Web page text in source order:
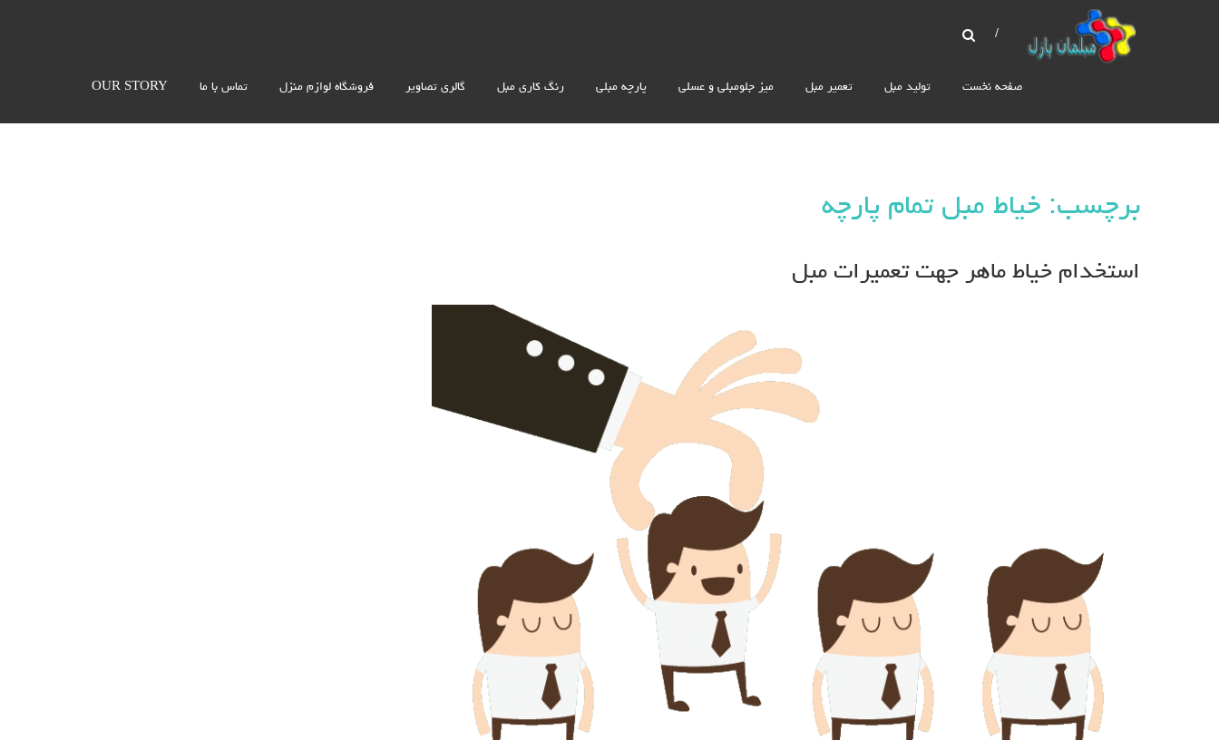
صفحه نخست تولید مبل تعمیر مبل میز جلومبلی و عسلی پارچه مبلی رنگ کاری مبل گالری تصاویر فروشگاه لوازم منزل تماس با ما OUR STORY
برچسب: خیاط مبل تمام پارچه
استخدام خیاط ماهر جهت تعمیرات مبل